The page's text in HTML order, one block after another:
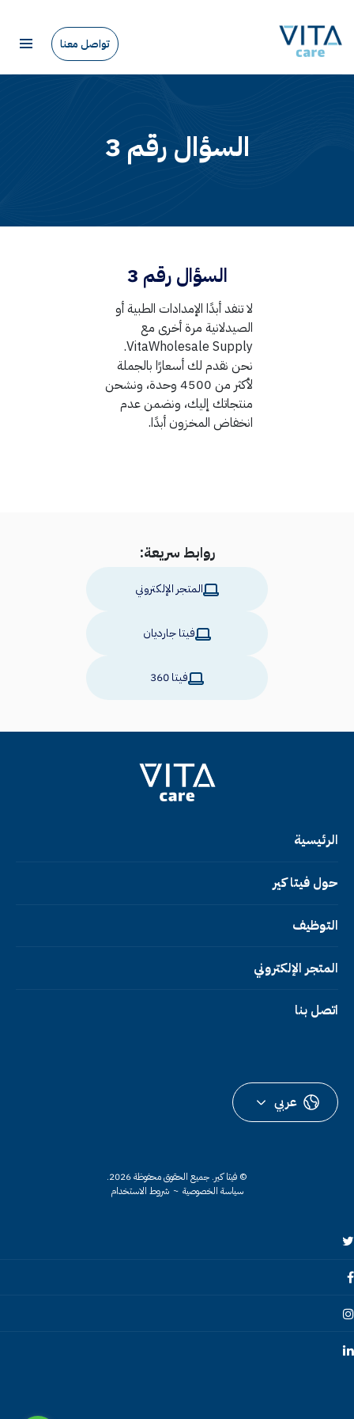
تواصل معنا
السؤال رقم 3
السؤال رقم 3
لا تنفد أبدًا الإمدادات الطبية أو
الصيدلانية مرة أخرى مع
VitaWholesale Supply.
نحن نقدم لك أسعارًا بالجملة
لأكثر من 4500 وحدة، ونشحن
منتجاتك إليك، ونضمن عدم
انخفاض المخزون أبدًا.
روابط سريعة:
المتجر الإلكتروني
فيتا جارديان
فيتا 360
الرئيسية
حول فيتا كير
التوظيف
المتجر الإلكتروني
اتصل بنا
عربي
© فيتا كير. جميع الحقوق محفوظة 2026.
سياسة الخصوصية ~ شروط الاستخدام
Twitter
Facebook
Instagram
Linkedin